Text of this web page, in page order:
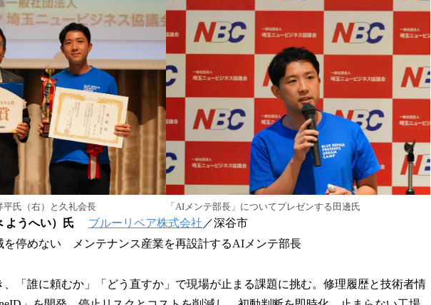
氏（右）と久礼会長 「AIメンテ部長」についてプレゼンする田邊氏
ようへい）氏 ブルーリペア株式会社 ／深谷市
を停めない メンテナンス産業を再設計するAIメンテ部長
、「誰に頼むか」「どう直すか」で現場が止まる課題に挑む。修理履歴と技術者情